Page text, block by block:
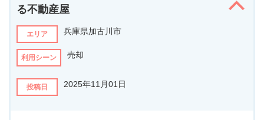
る不動産屋
エリア 兵庫県加古川市
利用シーン 売却
投稿日 2025年11月01日